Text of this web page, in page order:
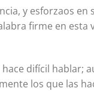
y esforzaos en
firme en esta
difícil hablar;
los que las